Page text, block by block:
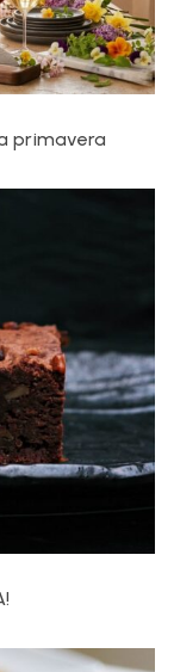
primavera